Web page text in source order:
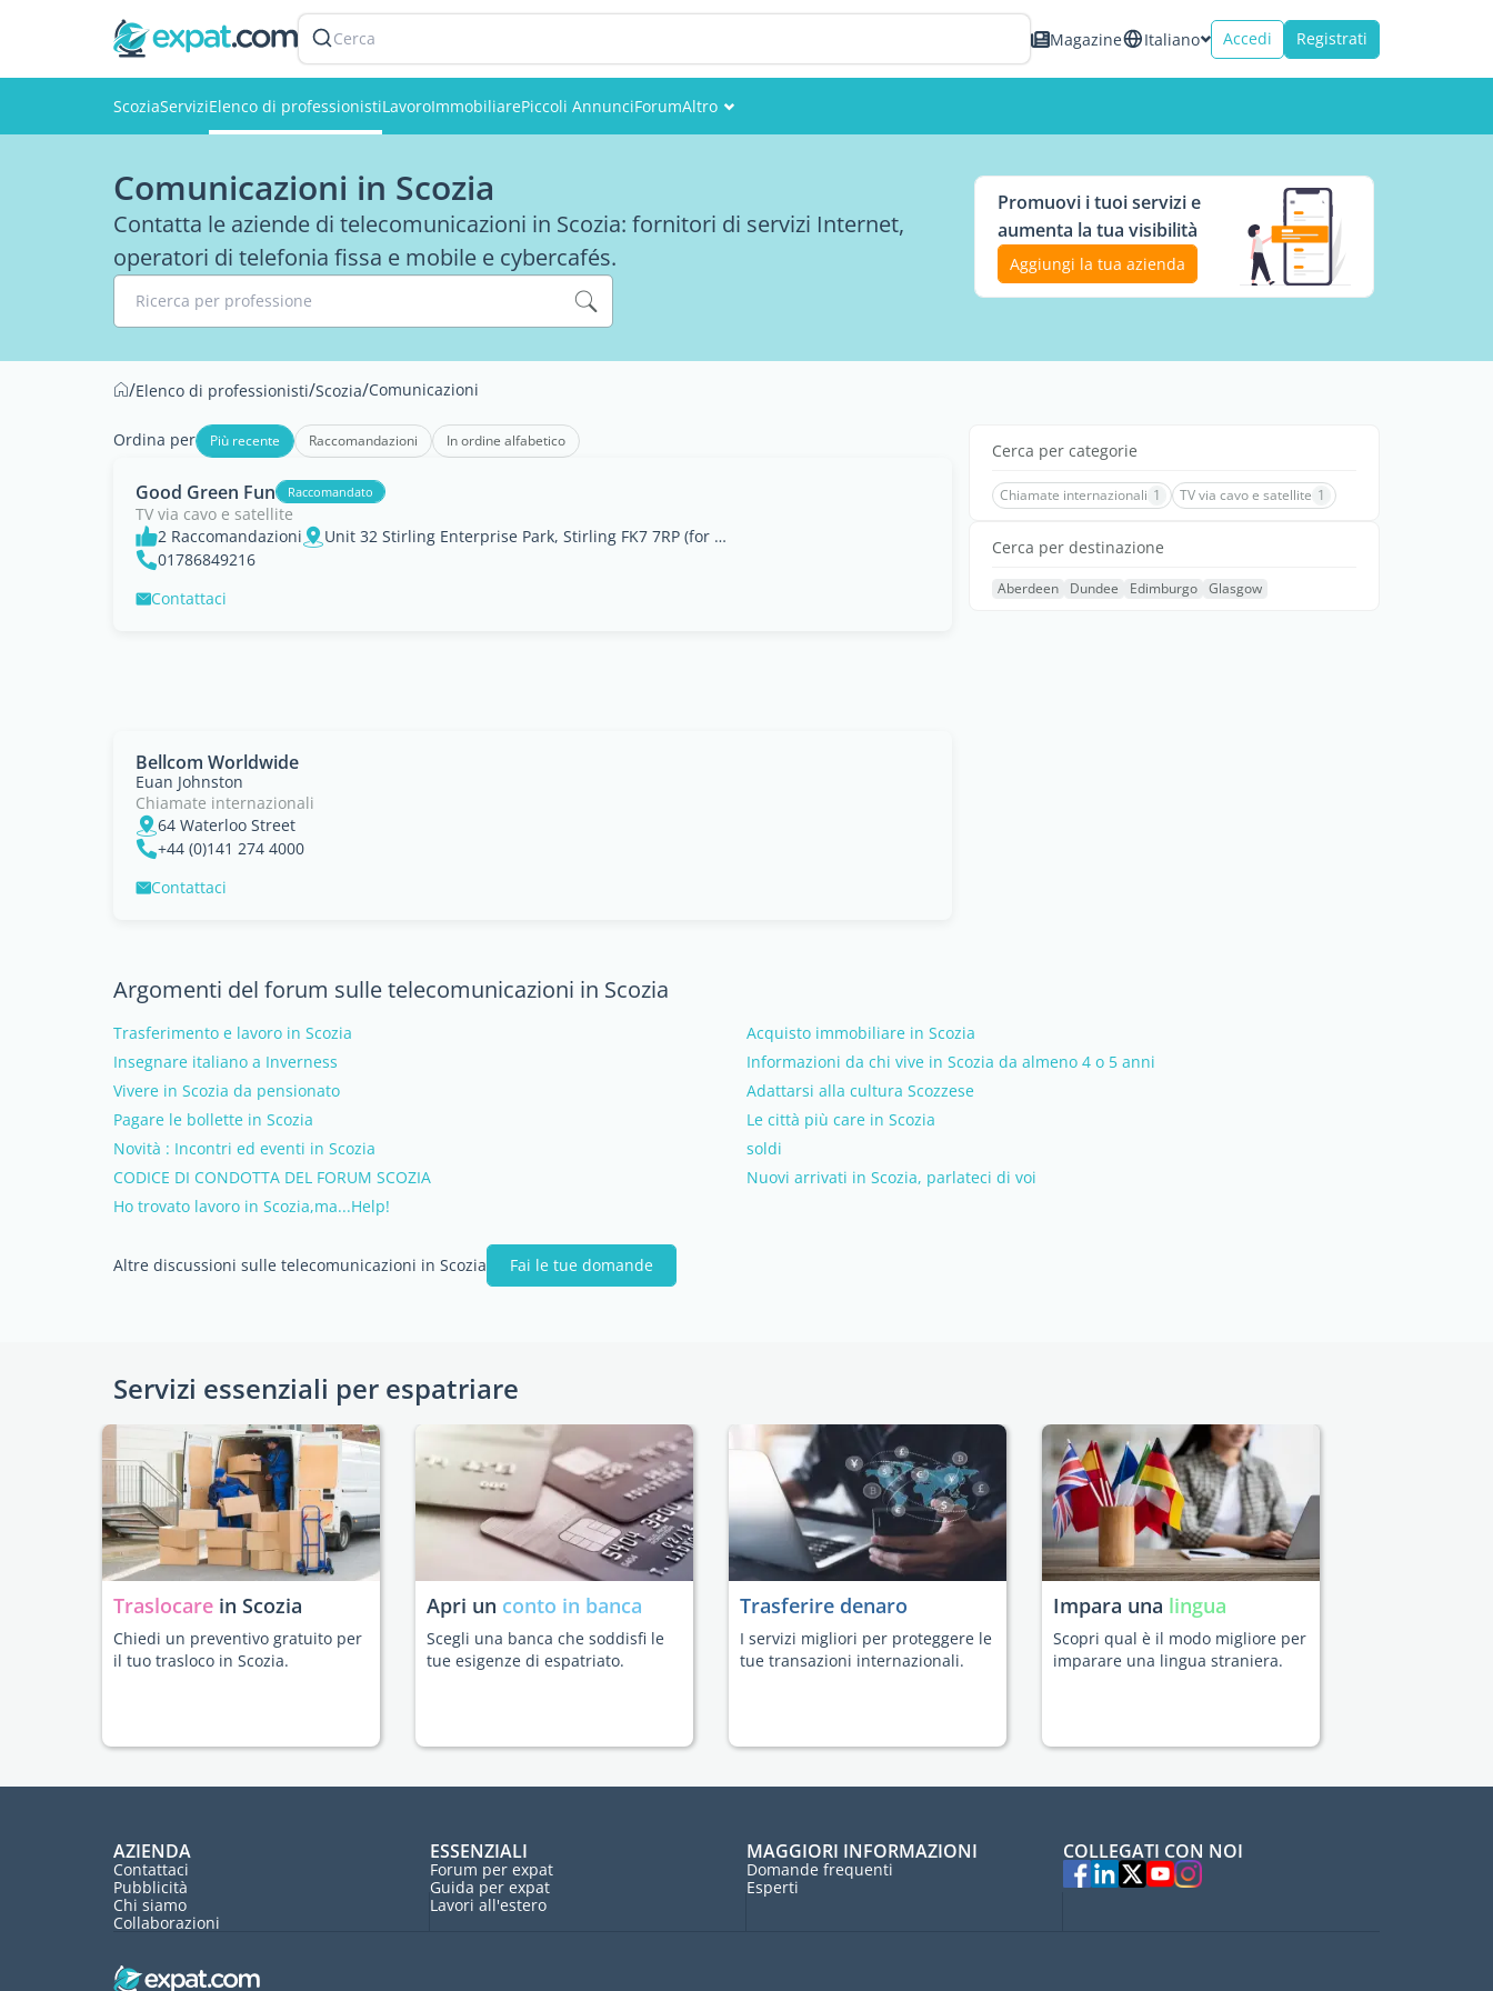
Cerca Magazine Italiano Accedi Registrati
ScoziaServiziElenco di professionistiLavoroImmobiliarePiccoli AnnunciForumAltro
Comunicazioni in Scozia
Contatta le aziende di telecomunicazioni in Scozia: fornitori di servizi Internet,
operatori di telefonia fissa e mobile e cybercafés.
Ricerca per professione
Promuovi i tuoi servizi e
aumenta la tua visibilità
Aggiungi la tua azienda
/Elenco di professionisti/Scozia/Comunicazioni
Ordina per Più recente Raccomandazioni In ordine alfabetico
Good Green Fun Raccomandato
TV via cavo e satellite
2 Raccomandazioni
Unit 32 Stirling Enterprise Park, Stirling FK7 7RP (for satnav use FK77WR)
01786849216
Contattaci
Bellcom Worldwide
Euan Johnston
Chiamate internazionali
64 Waterloo Street
+44 (0)141 274 4000
Contattaci
Cerca per categorie
Chiamate internazionali 1 TV via cavo e satellite 1
Cerca per destinazione
Aberdeen Dundee Edimburgo Glasgow
Argomenti del forum sulle telecomunicazioni in Scozia
Trasferimento e lavoro in Scozia
Acquisto immobiliare in Scozia
Insegnare italiano a Inverness
Informazioni da chi vive in Scozia da almeno 4 o 5 anni
Vivere in Scozia da pensionato
Adattarsi alla cultura Scozzese
Pagare le bollette in Scozia
Le città più care in Scozia
Novità : Incontri ed eventi in Scozia
soldi
CODICE DI CONDOTTA DEL FORUM SCOZIA
Nuovi arrivati in Scozia, parlateci di voi
Ho trovato lavoro in Scozia,ma...Help!
Altre discussioni sulle telecomunicazioni in Scozia Fai le tue domande
Servizi essenziali per espatriare
Traslocare in Scozia
Chiedi un preventivo gratuito per
il tuo trasloco in Scozia.
Apri un conto in banca
Scegli una banca che soddisfi le
tue esigenze di espatriato.
Trasferire denaro
I servizi migliori per proteggere le
tue transazioni internazionali.
Impara una lingua
Scopri qual è il modo migliore per
imparare una lingua straniera.
AZIENDA
Contattaci
Pubblicità
Chi siamo
Collaborazioni
ESSENZIALI
Forum per expat
Guida per expat
Lavori all'estero
MAGGIORI INFORMAZIONI
Domande frequenti
Esperti
COLLEGATI CON NOI